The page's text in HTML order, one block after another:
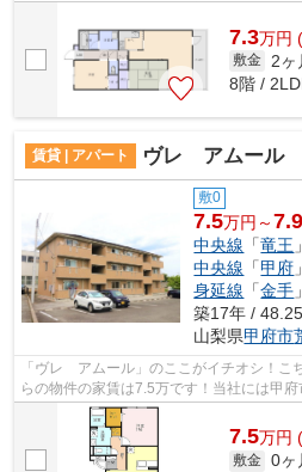
7.3万円
敷金 2ヶ
8階 /
賃貸 | アパート ヴレ アムール
敷0
7.5万円～
中央線 「竜王
中央線 「甲府
身延線 「金手
築17年 /
山梨県甲府市
「ヴレ アムール」のここがイチオシ！こ
らの物件の家賃は7.5万です！当社には甲
います！気になる中央線竜王周辺の物...
7.5万円
敷金 0ヶ